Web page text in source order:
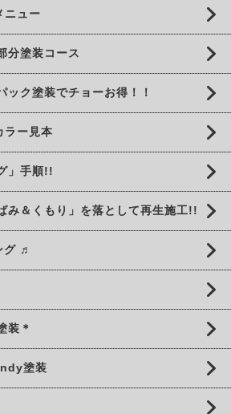
ニュー
分塗装コース
ック塗装でチョーお得！！
ラー見本
」手順!!
み＆くもり」を落として再生施工!!
グ ♬
装＊
塗装